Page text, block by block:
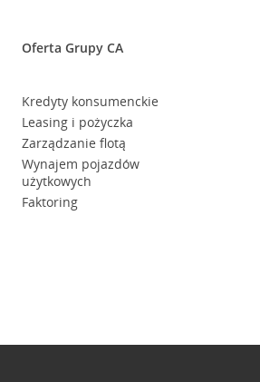
Oferta Grupy CA
Kredyty konsumenckie
Leasing i pożyczka
Zarządzanie flotą
Wynajem pojazdów
użytkowych
Faktoring